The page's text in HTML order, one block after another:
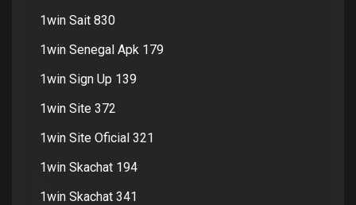
1win Sait 830
1win Senegal Apk 179
1win Sign Up 139
1win Site 372
1win Site Oficial 321
1win Skachat 194
1win Skachat 341